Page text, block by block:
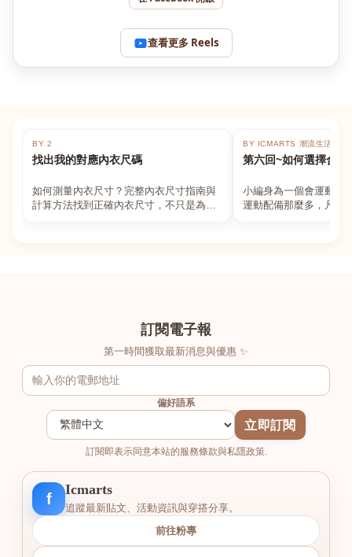
查看更多 Reels
BY 2
找出我的對應內衣尺碼
如何測量內衣尺寸？完整內衣尺寸指南與
計算方法找到正確內衣尺寸，不只是為了
BY ICMARTS 潮流生活百貨
第六回~如何選擇合適
小編身為一個會運動的
運動配備那麼多，凡舉
訂閱電子報
第一時間獲取最新消息與優惠 ✨
偏好語系
立即訂閱
訂閱即表示同意本站的服務條款與私隱政策.
f
Icmarts
追蹤最新貼文、活動資訊與穿搭分享。
前往粉專